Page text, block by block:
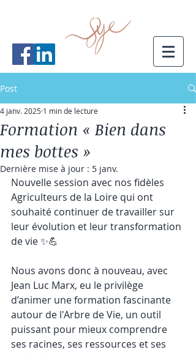
Post
Formation « Bien dans
mes bottes »
4 janv. 2025 1 min de lecture
Dernière mise à jour : 5 janv.
Nouvelle session avec nos fidèles
Agriculteurs de la Loire qui ont
souhaité continuer de travailler sur
leur évolution et leur transformation
de vie ✨💪
Nous avons donc à nouveau, avec
Jean Luc Marx, eu le privilège
d’animer une formation fascinante
autour de l'Arbre de Vie, un outil
puissant pour mieux comprendre
ses racines, ses ressources et ses